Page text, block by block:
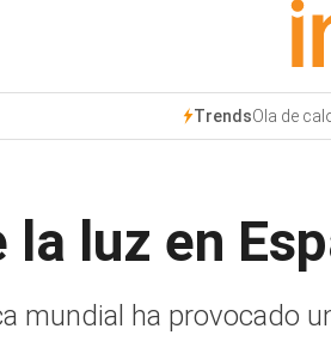
TrendsOla de
la luz en
mundial ha provocado